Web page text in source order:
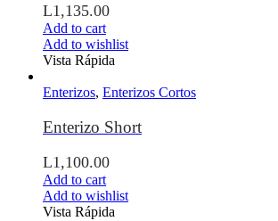
L1,135.00
Add to cart
Add to wishlist
Vista Rápida
Enterizos, Enterizos Cortos
Enterizo Short
L1,100.00
Add to cart
Add to wishlist
Vista Rápida